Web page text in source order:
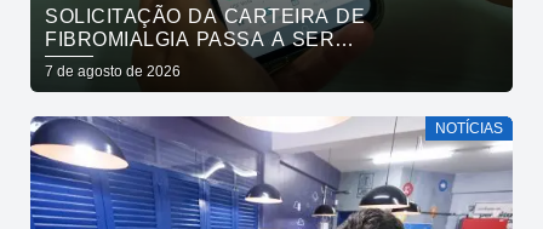
SOLICITAÇÃO DA CARTEIRA DE
FIBROMIALGIA PASSA A SER
EXCLUSIVAMENTE PELO APLICATIVO JOÃO
PESSOA NA PALMA DA MÃO
7 de agosto de 2026
NOTÍCIAS